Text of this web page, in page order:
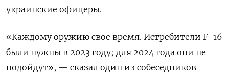
украинские офицеры.
«Каждому оружию свое время. Истребители F-16
были нужны в 2023 году; для 2024 года они не
подойдут», — сказал один из собеседников